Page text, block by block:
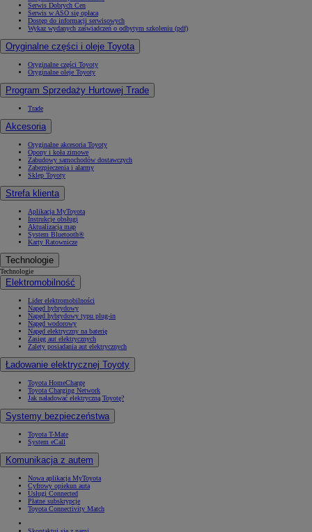
Serwis Dobrych Cen
Serwis w ASO się opłaca
Dostęp do informacji serwisowych
Wykaz wydanych zaświadczeń o odbytym szkoleniu (pdf)
Oryginalne części i oleje Toyota
Oryginalne części Toyoty
Oryginalne oleje Toyoty
Program Sprzedaży Hurtowej Trade
Trade
Akcesoria
Oryginalne akcesoria Toyoty
Opony i koła zimowe
Zabudowy samochodów dostawczych
Zabezpieczenia i alarmy
Sklep Toyoty
Strefa klienta
Aplikacja MyToyota
Instrukcje obsługi
Aktualizacja map
System Bluetooth®
Karty Ratownicze
Technologie
Technologie
Elektromobilność
Lider elektromobilności
Napęd hybrydowy
Napęd hybrydowy typu plug-in
Napęd wodorowy
Napęd elektryczny na baterię
Zasięg aut elektrycznych
Zalety posiadania aut elektrycznych
Ładowanie elektrycznej Toyoty
Toyota HomeCharge
Toyota Charging Network
Jak naładować elektryczną Toyotę?
Systemy bezpieczeństwa
Toyota T-Mate
System eCall
Komunikacja z autem
Nowa aplikacja MyToyota
Cyfrowy opiekun auta
Usługi Connected
Płatne subskrypcje
Toyota Connectivity Match